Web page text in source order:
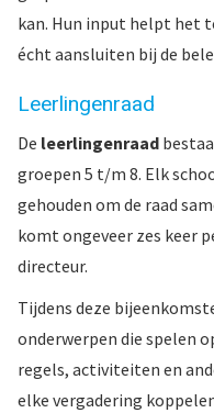
kan. Hun input helpt het
écht aansluiten bij de
Leerlingenraad
De leerlingenraad
groepen 5 t/m 8. Elk
gehouden om de raad
komt ongeveer zes keer
directeur.
Tijdens deze
onderwerpen die spelen
regels, activiteiten en
elke vergadering